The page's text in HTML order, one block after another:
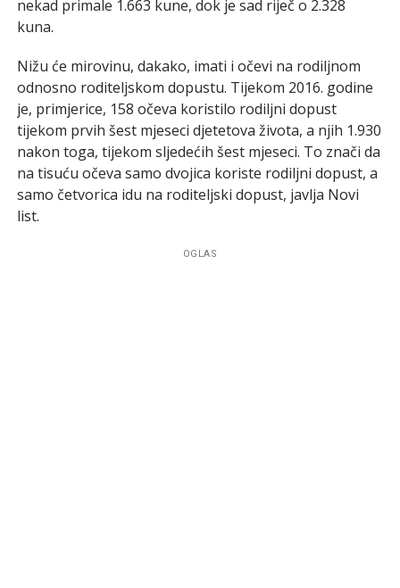
nekad primale 1.663 kune, dok je sad riječ o 2.328
kuna.
Nižu će mirovinu, dakako, imati i očevi na rodiljnom
odnosno roditeljskom dopustu. Tijekom 2016. godine
je, primjerice, 158 očeva koristilo rodiljni dopust
tijekom prvih šest mjeseci djetetova života, a njih 1.930
nakon toga, tijekom sljedećih šest mjeseci. To znači da
na tisuću očeva samo dvojica koriste rodiljni dopust, a
samo četvorica idu na roditeljski dopust, javlja Novi
list.
OGLAS